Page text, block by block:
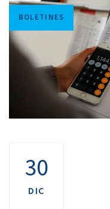
Tags
BOLETINES
30
DIC